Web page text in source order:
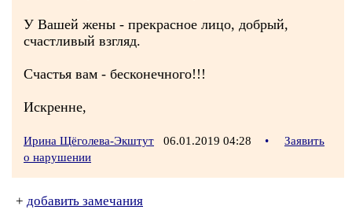
У Вашей жены - прекрасное лицо, добрый,
счастливый взгляд.
Счастья вам - бесконечного!!!
Искренне,
Ирина Щёголева-Экштут 06.01.2019 04:28 •
Заявить
о нарушении
+ добавить замечания